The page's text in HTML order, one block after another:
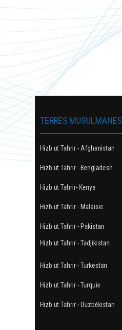
TERRES MUSULMANES
Hizb ut Tahrir - Afghanistan
Hizb ut Tahrir - Bengladesh
Hizb ut Tahrir- Kenya
Hizb ut Tahrir - Malaisie
Hizb ut Tahrir - Pakistan
Hizb ut Tahrir - Tadjikistan
Hizb ut Tahrir - Turkestan
Hizb ut Tahrir - Turquie
Hizb ut Tahrir - Ouzbékistan